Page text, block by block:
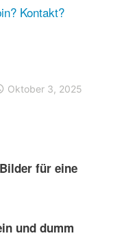
Kontakt?
Oktober 3, 2025
für eine
und dumm